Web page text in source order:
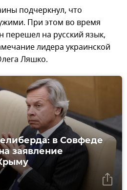
подчеркнул, что
При этом во время
перешел на русский язык,
лидера украинской
Ляшко.
в Совфеде
заявление